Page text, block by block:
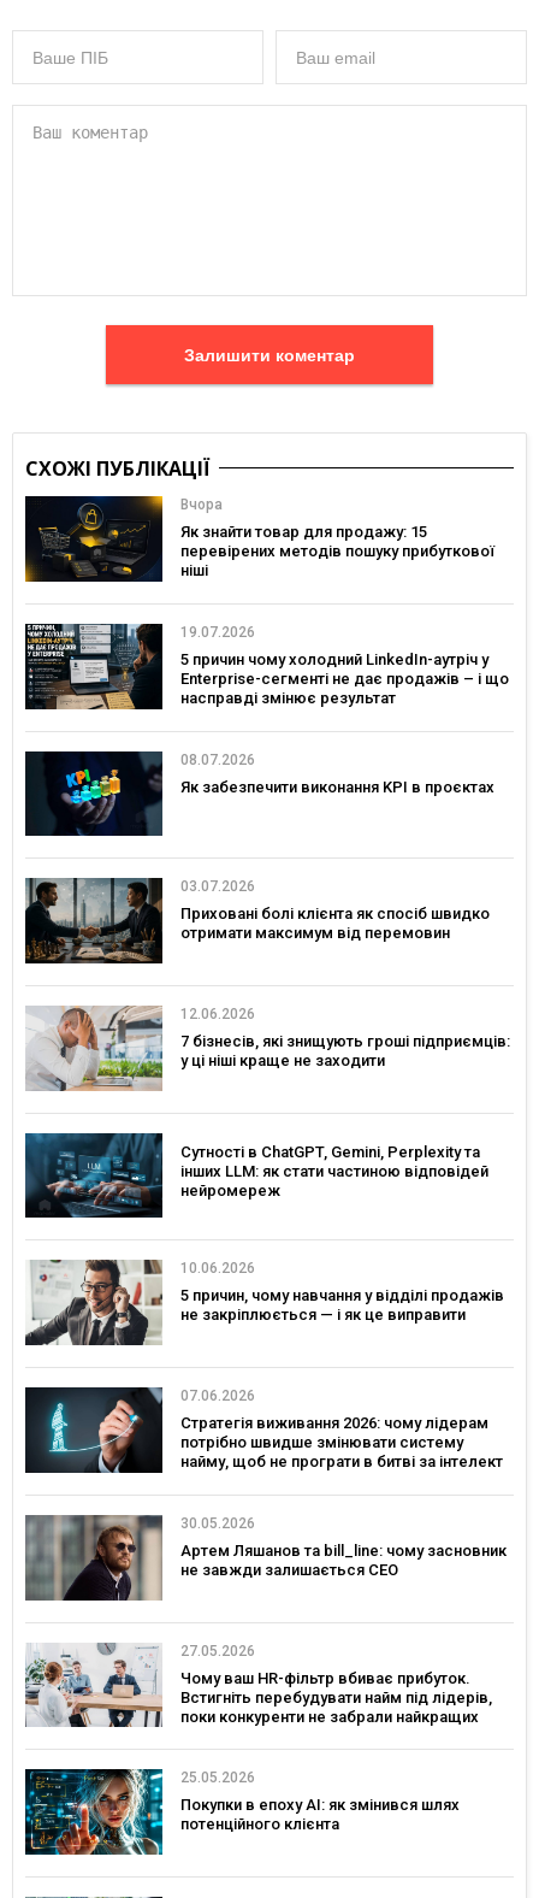
Залишити коментар
СХОЖІ ПУБЛІКАЦІЇ
Вчора
Як знайти товар для продажу: 15
перевірених методів пошуку прибуткової
ніші
19.07.2026
5 причин чому холодний LinkedIn-аутріч у
Enterprise-сегменті не дає продажів – і що
насправді змінює результат
08.07.2026
Як забезпечити виконання KPI в проєктах
03.07.2026
Приховані болі клієнта як спосіб швидко
отримати максимум від перемовин
12.06.2026
7 бізнесів, які знищують гроші підприємців:
у ці ніші краще не заходити
Сутності в ChatGPT, Gemini, Perplexity та
інших LLM: як стати частиною відповідей
нейромереж
10.06.2026
5 причин, чому навчання у відділі продажів
не закріплюється — і як це виправити
07.06.2026
Стратегія виживання 2026: чому лідерам
потрібно швидше змінювати систему
найму, щоб не програти в битві за інтелект
30.05.2026
Артем Ляшанов та bill_line: чому засновник
не завжди залишається CEO
27.05.2026
Чому ваш HR-фільтр вбиває прибуток.
Встигніть перебудувати найм під лідерів,
поки конкуренти не забрали найкращих
25.05.2026
Покупки в епоху AI: як змінився шлях
потенційного клієнта